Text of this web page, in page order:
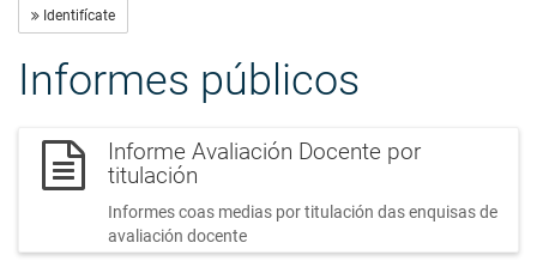
públicas
Identifícate
Informes públicos
Informe Avaliación Docente por
titulación
Informes coas medias por titulación das enquisas de
avaliación docente